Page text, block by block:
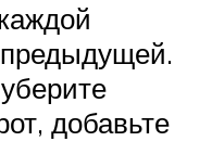
добавьте